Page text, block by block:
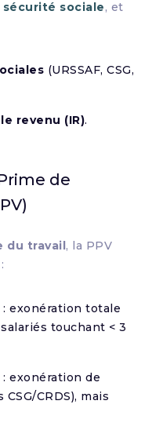
sécurité sociale, et
(URSSAF, CSG,
revenu (IR).
de
du travail, la PPV
exonération totale
touchant < 3
exonération de
CRDS), mais